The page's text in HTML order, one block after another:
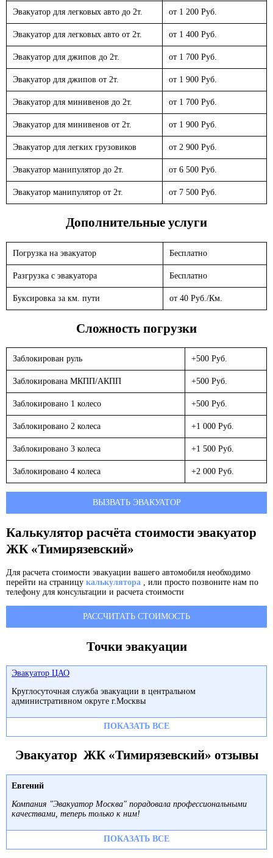
Эвакуатор для легковых авто до 2т. от 1 200 Руб.
Эвакуатор для легковых авто от 2т. от 1 400 Руб.
Эвакуатор для джипов до 2т. от 1 700 Руб.
Эвакуатор для джипов от 2т. от 1 900 Руб.
Эвакуатор для минивенов до 2т. от 1 700 Руб.
Эвакуатор для минивенов от 2т. от 1 900 Руб.
Эвакуатор для легких грузовиков от 2 900 Руб.
Эвакуатор манипулятор до 2т. от 6 500 Руб.
Эвакуатор манипулятор от 2т. от 7 500 Руб.
Дополнительные услуги
Погрузка на эвакуатор Бесплатно
Разгрузка с эвакуатора Бесплатно
Буксировка за км. пути от 40 Руб./Км.
Сложность погрузки
Заблокирован руль +500 Руб.
Заблокирована МКПП/АКПП +500 Руб.
Заблокировано 1 колесо +500 Руб.
Заблокировано 2 колеса +1 000 Руб.
Заблокировано 3 колеса +1 500 Руб.
Заблокировано 4 колеса +2 000 Руб.
ВЫЗВАТЬ ЭВАКУАТОР
Калькулятор расчёта стоимости эвакуатор
ЖК «Тимирязевский»
Для расчета стоимости эвакуации вашего автомобиля необходимо
перейти на страницу калькулятора , или просто позвоните нам по
телефону для консультации и расчета стоимости
РАССЧИТАТЬ СТОИМОСТЬ
Точки эвакуации
Эвакуатор ЦАО
Круглосуточная служба эвакуации в центральном
административном округе г.Москвы
ПОКАЗАТЬ ВСЕ
Эвакуатор ЖК «Тимирязевский» отзывы
Евгений
Компания "Эвакуатор Москва" порадовала профессиональными
качествами, теперь только к ним!
ПОКАЗАТЬ ВСЕ